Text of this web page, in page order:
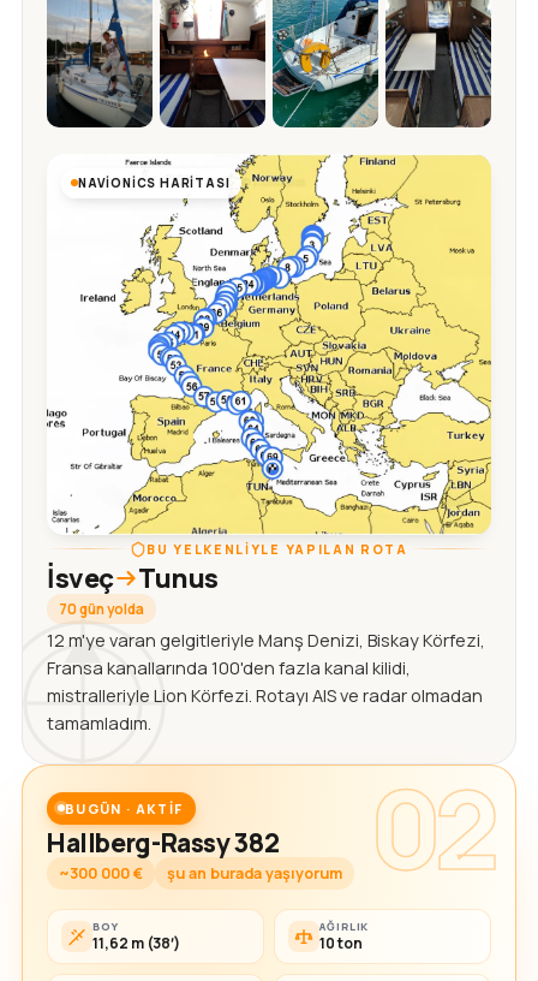
NAVIONICS HARITASI
BU YELKENLIYLE YAPILAN ROTA
İsveç Tunus
70 gün yolda
12 m'ye varan gelgitleriyle Manş Denizi, Biskay Körfezi,
Fransa kanallarında 100'den fazla kanal kilidi,
mistralleriyle Lion Körfezi. Rotayı AIS ve radar olmadan
tamamladım.
02
BUGÜN · AKTIF
Hallberg-Rassy 382
~300 000 € şu an burada yaşıyorum
BOY
11,62 m (38′)
AĞIRLIK
10 ton